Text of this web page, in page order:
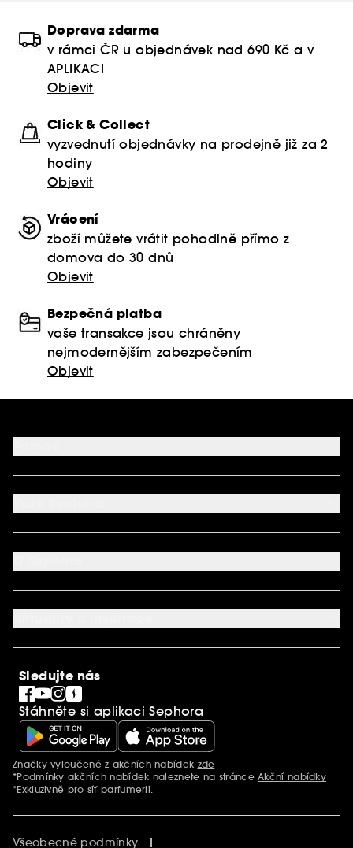
Doprava zdarma
v rámci ČR u objednávek nad 690 Kč a v
APLIKACI
Objevit
Click & Collect
vyzvednutí objednávky na prodejně již za 2
hodiny
Objevit
Vrácení
zboží můžete vrátit pohodlně přímo z
domova do 30 dnů
Objevit
Bezpečná platba
vaše transakce jsou chráněny
nejmodernějším zabezpečením
Objevit
FAQ
Podmínky Nabídek
Kontaktujte nás
Mapa stránky
Můj účet
Aplikace SEPHORA
Nastavení souborů cookie
O společnosti Sephora
Kariéra
SEPHORiA
Blog Sephora
Singles´ Day
Black Friday
Cyber Monday
Vánoce
Sledujte nás
Stáhněte si aplikaci Sephora
Další informace
Značky vyloučené z akčních nabídek zde
*Podmínky akčních nabídek naleznete na stránceAkční nabídky
*Exkluzivně pro síť parfumerií.
Všeobecné podmínky